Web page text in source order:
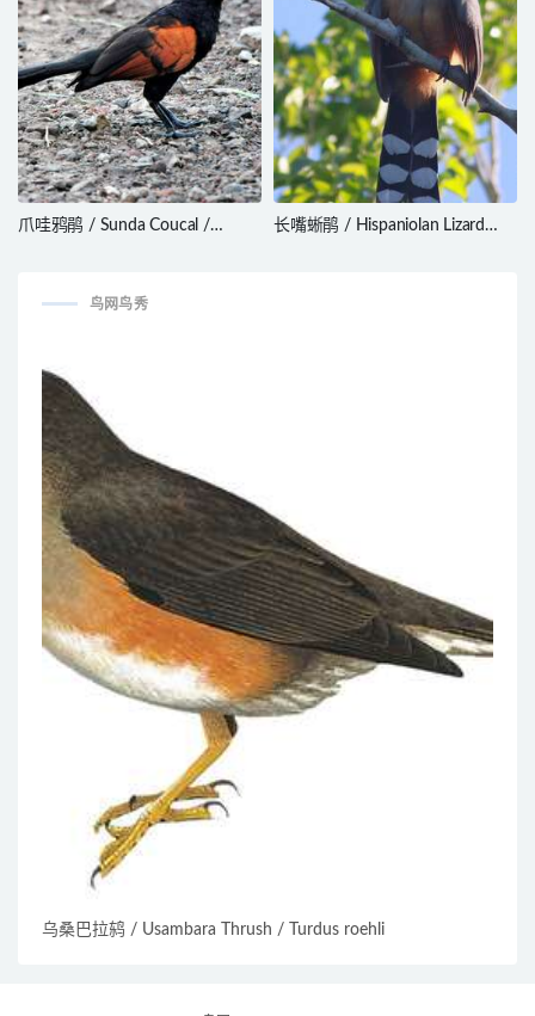
爪哇鸦鹃 / Sunda Coucal /
长嘴蜥鹃 / Hispaniolan Lizard
鸟网鸟秀
乌桑巴拉鸫 / Usambara Thrush / Turdus roehli